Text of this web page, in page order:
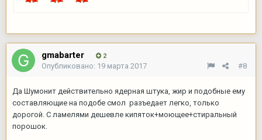
gmabarter 2
#8
Опубликовано: 19 марта 2017
Да Шумонит действительно ядерная штука, жир и подобные ему
составляющие на подобе смол разъедает легко, только
дорогой. С ламелями дешевле кипяток+моющее+стиральный
порошок.